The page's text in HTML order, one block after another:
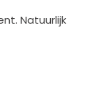
Natuurlijk